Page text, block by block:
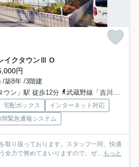
イクタウンⅢ O
円
/築8年 /3階建
ウン」駅 徒歩12分
武蔵野線「吉川」駅 徒歩29分
宅配ボックス
インターネット対応
緊急通報システム
取り扱っております。スタッフ一同、快適
全力で努めてまいりますので、ぜ... もっと